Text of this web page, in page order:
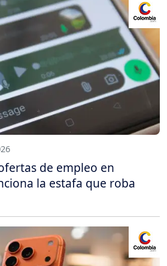
de empleo en
la estafa que roba